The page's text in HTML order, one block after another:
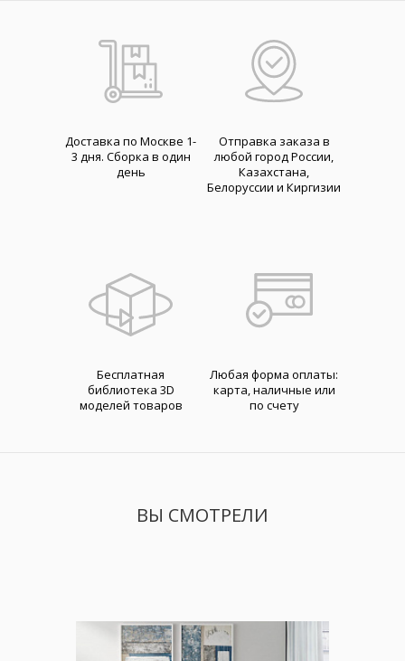
Доставка по Москве 1-
3 дня. Cборка в один
день
Отправка заказа в
любой город России,
Казахстана,
Белоруссии и Киргизии
Бесплатная
библиотека 3D
моделей товаров
Любая форма оплаты:
карта, наличные или
по счету
ВЫ СМОТРЕЛИ